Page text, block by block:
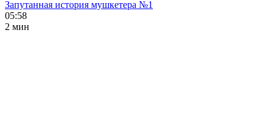
Запутанная история мушкетера №1
05:58
2 мин